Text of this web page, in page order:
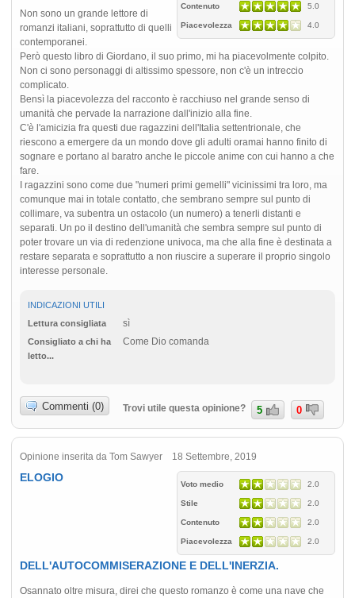
Contenuto 5.0
Piacevolezza 4.0
Non sono un grande lettore di
romanzi italiani, soprattutto di quelli
contemporanei.
Però questo libro di Giordano, il suo primo, mi ha piacevolmente colpito.
Non ci sono personaggi di altissimo spessore, non c'è un intreccio
complicato.
Bensì la piacevolezza del racconto è racchiuso nel grande senso di
umanità che pervade la narrazione dall'inizio alla fine.
C'è l'amicizia fra questi due ragazzini dell'Italia settentrionale, che
riescono a emergere da un mondo dove gli adulti oramai hanno finito di
sognare e portano al baratro anche le piccole anime con cui hanno a che
fare.
I ragazzini sono come due "numeri primi gemelli" vicinissimi tra loro, ma
comunque mai in totale contatto, che sembrano sempre sul punto di
collimare, va subentra un ostacolo (un numero) a tenerli distanti e
separati. Un po il destino dell'umanità che sembra sempre sul punto di
poter trovare un via di redenzione univoca, ma che alla fine è destinata a
restare separata e soprattutto a non riuscire a superare il proprio singolo
interesse personale.
INDICAZIONI UTILI
Lettura consigliata
sì
Consigliato a chi ha
letto...
Come Dio comanda
Commenti (0) Trovi utile questa opinione? 5 0
Opinione inserita da Tom Sawyer 18 Settembre, 2019
Voto medio 2.0
Stile 2.0
Contenuto 2.0
Piacevolezza 2.0
ELOGIO
DELL'AUTOCOMMISERAZIONE E DELL'INERZIA.
Osannato oltre misura, direi che questo romanzo è come una nave che